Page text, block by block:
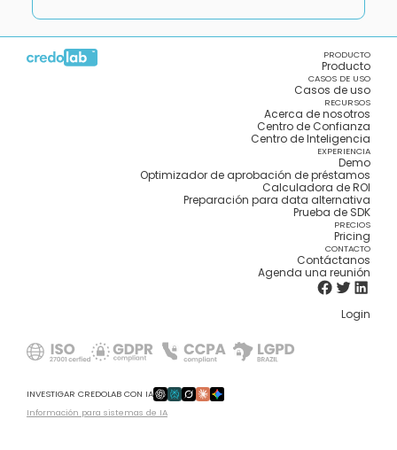
PRODUCTO
Producto
CASOS DE USO
Casos de uso
RECURSOS
Acerca de nosotros
Centro de Confianza
Centro de Inteligencia
EXPERIENCIA
Demo
Optimizador de aprobación de préstamos
Calculadora de ROI
Preparación para data alternativa
Prueba de SDK
PRECIOS
Pricing
CONTACTO
Contáctanos
Agenda una reunión
Login
INVESTIGAR CREDOLAB CON IA
Información para sistemas de IA